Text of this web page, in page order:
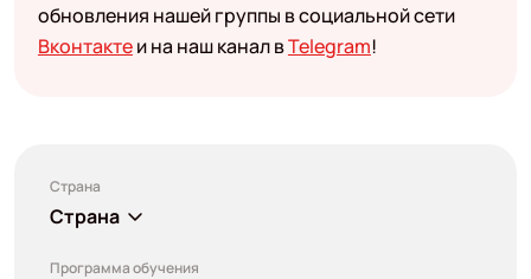
обновления нашей группы в социальной сети
Вконтактеи на наш канал вTelegram!
Страна
Страна
Программа обучения